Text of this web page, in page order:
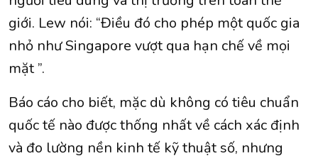
giới. Lew nói: “Điều đó cho phép một quốc gia
nhỏ như Singapore vượt qua hạn chế về mọi
mặt ”.
Báo cáo cho biết, mặc dù không có tiêu chuẩn
quốc tế nào được thống nhất về cách xác định
và đo lường nền kinh tế kỹ thuật số, nhưng